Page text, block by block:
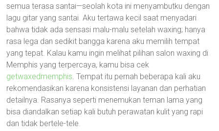
semua terasa santai—seolah kota ini menyambutku dengan
lagu gitar yang santai. Aku tertawa kecil saat menyadari
bahwa tidak ada sensasi malu-malu setelah waxing; hanya
rasa lega dan sedikit bangga karena aku memilih tempat
yang tepat. Kalau kamu ingin melihat pilihan salon waxing di
Memphis yang terpercaya, kamu bisa cek
getwaxedmemphis. Tempat itu pernah beberapa kali aku
rekomendasikan karena konsistensi layanan dan perhatian
detailnya. Rasanya seperti menemukan teman lama yang
bisa diandalkan setiap kali butuh perawatan kulit yang rapi
dan tidak bertele-tele.